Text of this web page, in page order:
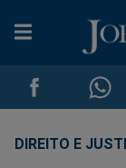
Compartilhar
DIREITO E